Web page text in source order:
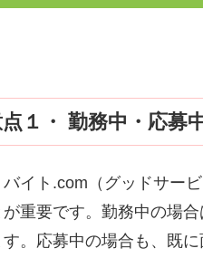
１・ 勤務中・応募
バイト.com（グッドサー
重要です。勤務中の場
す。応募中の場合も、既